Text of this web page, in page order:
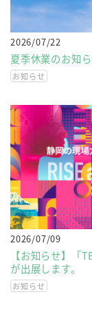
2026/07/22
夏季休業のお知
お知らせ
2026/07/09
【お知らせ】「
が出展します。
お知らせ